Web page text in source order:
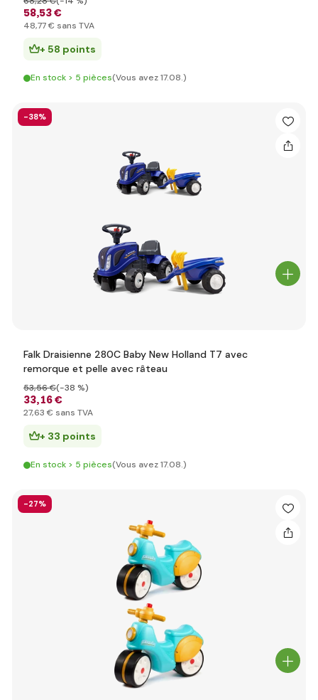
58,53 €
48,77 € sans TVA
+ 58 points
En stock > 5 pièces(Vous avez 17.08.)
-38%
Falk Draisienne 280C Baby New Holland T7 avec
remorque et pelle avec râteau
33,16 €
53,56 €(-38 %)
27,63 € sans TVA
+ 33 points
En stock > 5 pièces(Vous avez 17.08.)
-27%